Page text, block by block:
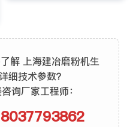
解 上海建冶磨粉机生
细技术参数？
询厂家工程师：